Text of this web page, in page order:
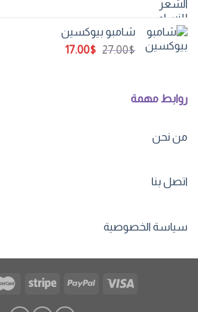
شامبو بيوكسين
27.00$
السعر
17.00$
السعر
روابط مهمة
من نحن
اتصل بنا
سياسة الخصوصية